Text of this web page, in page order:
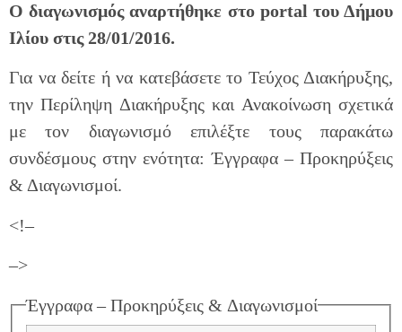
Ο διαγωνισμός αναρτήθηκε στο portal του Δήμου
Ιλίου στις 28/01/2016.
Για να δείτε ή να κατεβάσετε το Τεύχος Διακήρυξης,
την Περίληψη Διακήρυξης και Ανακοίνωση σχετικά
με τον διαγωνισμό επιλέξτε τους παρακάτω
συνδέσμους στην ενότητα: Έγγραφα – Προκηρύξεις
& Διαγωνισμοί.
<!–
–>
Έγγραφα – Προκηρύξεις & Διαγωνισμοί